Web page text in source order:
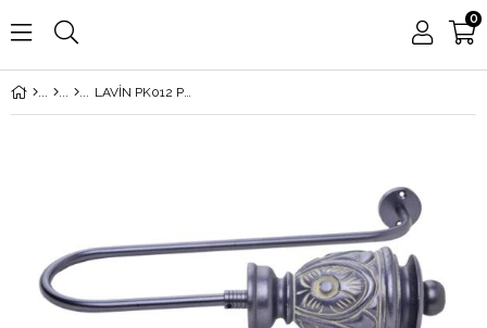
0
LAVİN PK012 POLYESTER KOL BAĞI